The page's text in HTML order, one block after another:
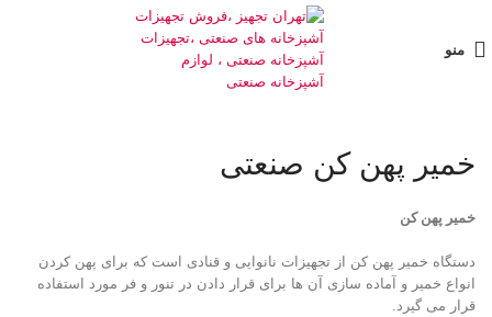
منو
خمیر پهن کن صنعتی
خمیر پهن کن
دستگاه خمیر پهن کن از تجهیزات نانوایی و قنادی است که برای پهن کردن
انواع خمیر و آماده سازی آن ها برای قرار دادن در تنور و فر مورد استفاده
قرار می گیرد.